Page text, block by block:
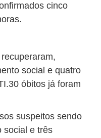
cinco
social e quatro
óbitos já foram
suspeitos sendo
social e três